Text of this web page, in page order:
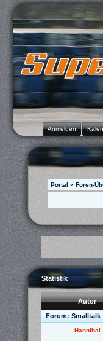
Anmelden
Portal » Foren-
Statistik
Autor
Forum: Smalltalk
Hannibal